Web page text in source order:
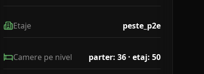
Etaje peste_p2e
Camere pe nivel parter: 36 · etaj: 50